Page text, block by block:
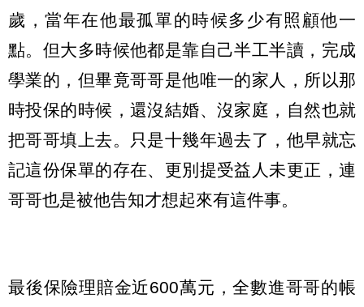
歲，當年在他最孤單的時候多少有照顧他一
點。但大多時候他都是靠自己半工半讀，完成
學業的，但畢竟哥哥是他唯一的家人，所以那
時投保的時候，還沒結婚、沒家庭，自然也就
把哥哥填上去。只是十幾年過去了，他早就忘
記這份保單的存在、更別提受益人未更正，連
哥哥也是被他告知才想起來有這件事。
最後保險理賠金近600萬元，全數進哥哥的帳